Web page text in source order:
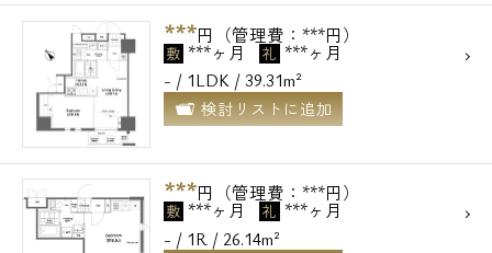
***円（管理費：***円）
敷 ***ヶ月 礼 ***ヶ月
- / 1LDK / 39.31m²
検討リストに追加
***円（管理費：***円）
敷 ***ヶ月 礼 ***ヶ月
- / 1R / 26.14m²
0120-500-529
営業時間 10：00～18：00
メールでお問い合わせ
お問い合わせ